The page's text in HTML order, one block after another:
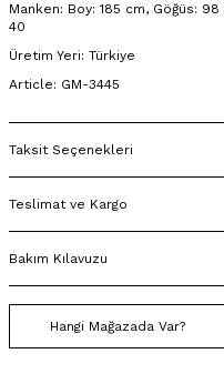
Manken: Boy: 185 cm, Göğüs:
40
Üretim Yeri: Türkiye
Article: GM-3445
Taksit Seçenekleri
Teslimat ve Kargo
Bakım Kılavuzu
Hangi Mağazada Var?